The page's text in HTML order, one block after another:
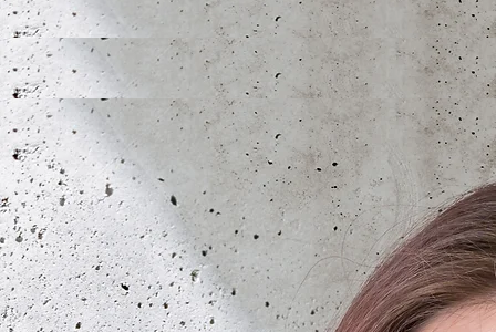
+41 (0)26 347 51 66
SOFIA PEREIRA SOUSA
Architecte HES / Architekt FH
s.pereira-sousa@LZA.ch
+41 (0)26 347 51 55
MEGANE SEURET
Architecte HES / Architekt FH
m.seuret@LZA.ch
+41 (0)26 347 51 61
©FotoBeatrice - Beatrice Hildbrand
JUSTINE VAN LONDEN
Dessinatrice CFC / Bauzeichnerin EFZ
j.vanlonden@LZA.ch
+41 (0)26 347 51 56